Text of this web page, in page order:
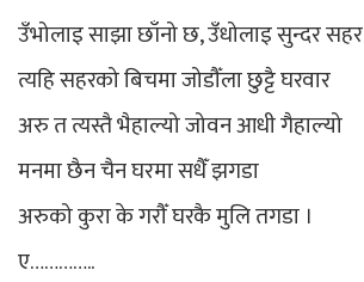
उँभोलाइ साझा छाँनो छ, उँधोलाइ सुन्दर सहर
त्यहि सहरको बिचमा जोडौँला छुट्टै घरवार
अरु त त्यस्तै भैहाल्यो जोवन आधी गैहाल्यो
मनमा छैन चैन घरमा सधैँ झगडा
अरुको कुरा के गरौँ घरकै मुलि तगडा ।
ए…………..